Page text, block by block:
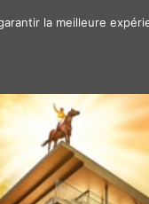
clés Nos solutions
la meilleure